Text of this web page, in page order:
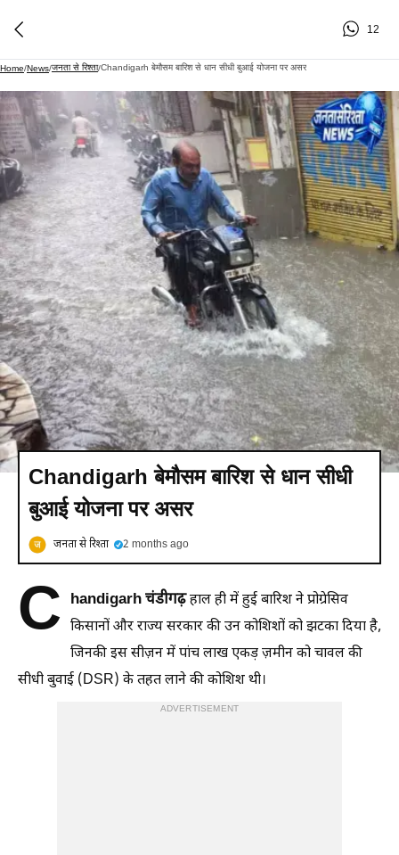
12
Home/News/जनता से रिश्ता/Chandigarh बेमौसम बारिश से धान सीधी बुआई योजना पर असर
Chandigarh बेमौसम बारिश से धान सीधी
बुआई योजना पर असर
जनता से रिश्ता 2 months ago
C handigarh चंडीगढ़हाल ही में हुई बारिश ने प्रोग्रेसिव
किसानों और राज्य सरकार की उन कोशिशों को झटका दिया है,
जिनकी इस सीज़न में पांच लाख एकड़ ज़मीन को चावल की
सीधी बुवाई (DSR) के तहत लाने की कोशिश थी।
ADVERTISEMENT